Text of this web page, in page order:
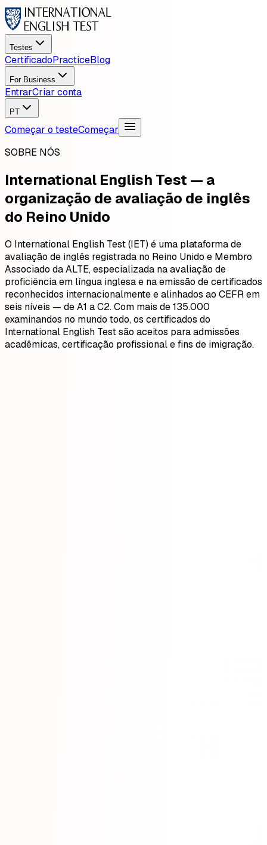
Testes
CertificadoPracticeBlog
For Business
EntrarCriar conta
PT
Começar o testeComeçar
SOBRE NÓS
International English Test — a
organização de avaliação de inglês
do Reino Unido
O International English Test (IET) é uma plataforma de
avaliação de inglês registrada no Reino Unido e Membro
Associado da ALTE, especializada na avaliação de
proficiência em língua inglesa e na emissão de certificados
reconhecidos internacionalmente e alinhados ao CEFR em
seis níveis — de A1 a C2. Com mais de 135.000
examinandos no mundo todo, os certificados do
International English Test são aceitos para admissões
acadêmicas, certificação profissional e fins de imigração.